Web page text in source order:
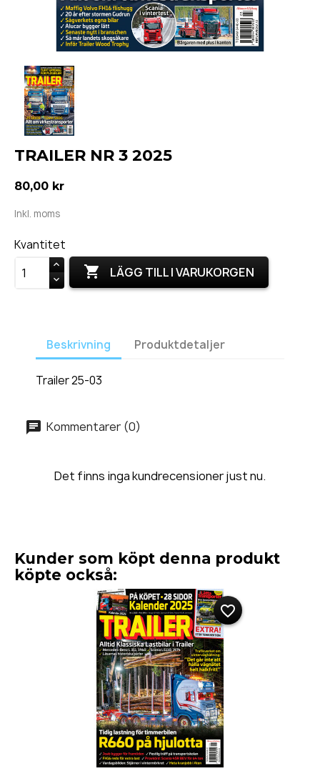
TRAILER NR 3 2025
80,00 kr
Inkl. moms
Kvantitet
 LÄGG TILL I VARUKORGEN
Beskrivning Produktdetaljer
Trailer 25-03
Kommentarer (0)
Det finns inga kundrecensioner just nu.
Kunder som köpt denna produkt
köpte också:
favorite_border